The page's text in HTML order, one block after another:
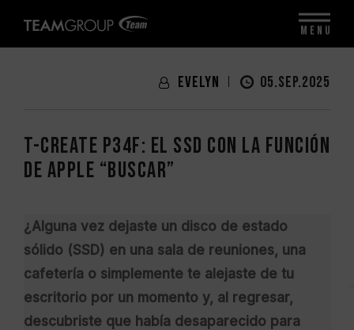
Evelyn 05.SEP.2025
T-CREATE P34F: El SSD con la función
de Apple “Buscar”
¿Alguna vez dejaste un disco de estado
sólido (SSD) en una sala de reuniones, una
cafetería o simplemente te alejaste de tu
escritorio por un momento y, al regresar,
descubriste que había desaparecido para
MENU